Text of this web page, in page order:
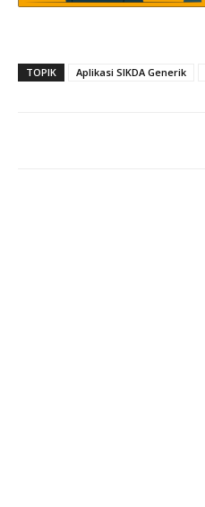
TOPIK Aplikasi SIKDA Generik